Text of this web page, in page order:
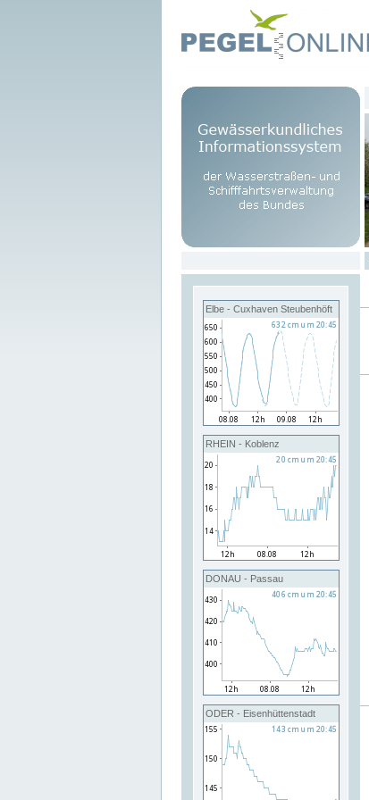
Elbe - Cuxhaven Steubenhöft
RHEIN - Koblenz
DONAU - Passau
ODER - Eisenhüttenstadt